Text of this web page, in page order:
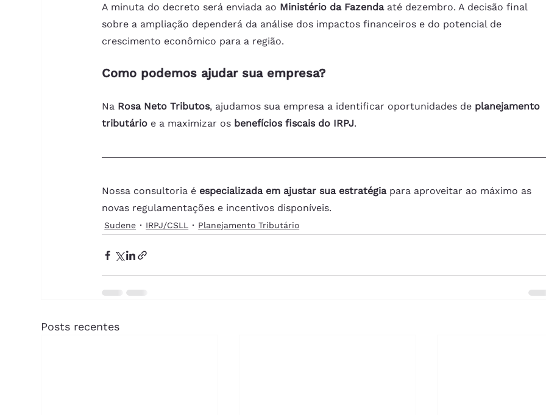
A minuta do decreto será enviada ao Ministério da Fazenda até dezembro. A decisão final
sobre a ampliação dependerá da análise dos impactos financeiros e do potencial de
crescimento econômico para a região.
Como podemos ajudar sua empresa?
Na Rosa Neto Tributos, ajudamos sua empresa a identificar oportunidades de planejamento
tributário e a maximizar os benefícios fiscais do IRPJ.
Nossa consultoria é especializada em ajustar sua estratégia para aproveitar ao máximo as
novas regulamentações e incentivos disponíveis.
Sudene IRPJ/CSLL Planejamento Tributário
Posts recentes